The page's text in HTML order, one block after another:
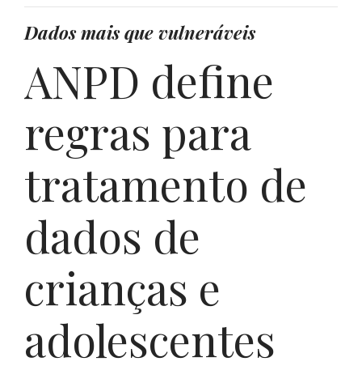
Dados mais que vulneráveis
ANPD define
regras para
tratamento de
dados de
crianças e
adolescentes